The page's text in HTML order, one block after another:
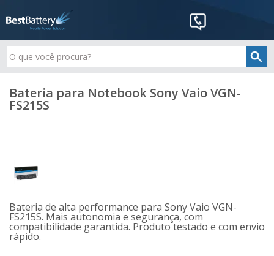
Bateria para Notebook Sony Vaio VGN-
FS215S
Bateria de alta performance para Sony Vaio VGN-
FS215S. Mais autonomia e segurança, com
compatibilidade garantida. Produto testado e com envio
rápido.